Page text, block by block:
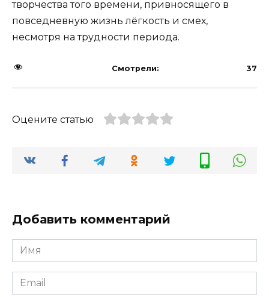
творчества того времени, привносящего в
повседневную жизнь лёгкость и смех,
несмотря на трудности периода.
Смотрели: 37
Оцените статью
Добавить комментарий
Имя
Email